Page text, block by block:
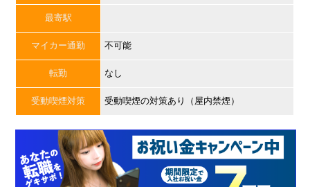
最寄駅
マイカー通勤 不可能
転勤 なし
受動喫煙対策 受動喫煙の対策あり（屋内禁煙）